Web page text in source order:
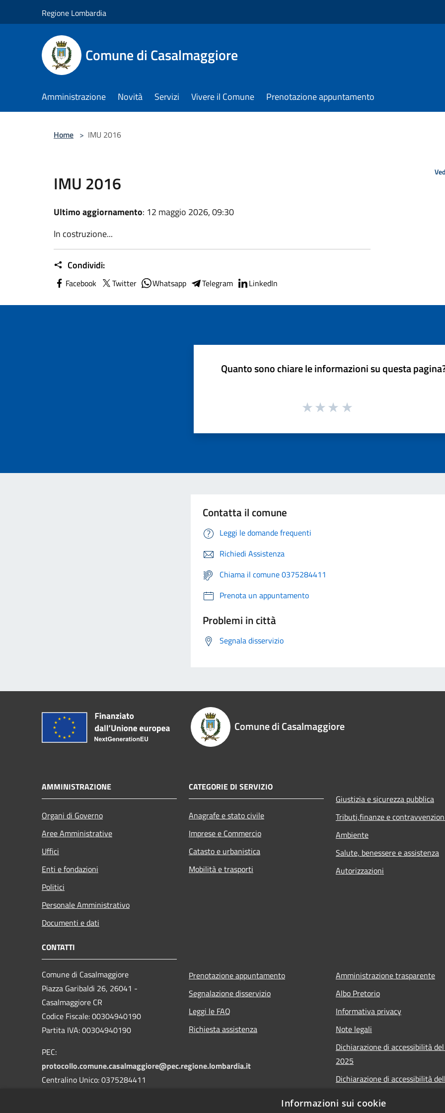
Regione Lombardia
Comune di Casalmaggiore
Amministrazione Novità Servizi Vivere il Comune Prenotazione appuntamento
Home > IMU 2016
IMU 2016
Ultimo aggiornamento: 12 maggio 2026, 09:30
In costruzione...
Condividi:
Facebook Twitter Whatsapp Telegram LinkedIn
Quanto sono chiare le informazioni su questa
Contatta il comune
Leggi le domande frequenti
Richiedi Assistenza
Chiama il comune 0375284411
Prenota un appuntamento
Problemi in città
Segnala disservizio
Comune di Casalmaggiore
AMMINISTRAZIONE
Organi di Governo
Aree Amministrative
Uffici
Enti e fondazioni
Politici
Personale Amministrativo
Documenti e dati
CATEGORIE DI SERVIZIO
Anagrafe e stato civile
Imprese e Commercio
Catasto e urbanistica
Mobilità e trasporti
Giustizia e sicurezza pubblica
Tributi,finanze e
Ambiente
Salute, benessere e assistenza
Autorizzazioni
CONTATTI
Comune di Casalmaggiore
Piazza Garibaldi 26, 26041 -
Casalmaggiore CR
Codice Fiscale: 00304940190
Partita IVA: 00304940190
PEC:
protocollo.comune.casalmaggiore@pec.regione.lombardia.it
Centralino Unico: 0375284411
Prenotazione appuntamento
Segnalazione disservizio
Leggi le FAQ
Richiesta assistenza
Amministrazione trasparente
Albo Pretorio
Informativa privacy
Note legali
Dichiarazione di accessibilità
2025
Dichiarazione di accessibilità
Obiettivi accessibilità 2025
Informazioni sui cookie